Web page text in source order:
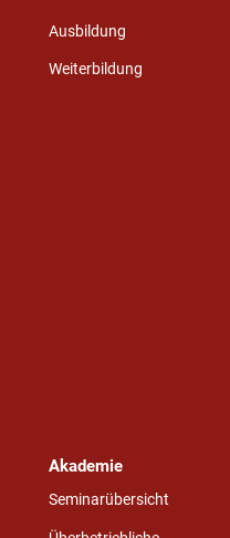
Ausbildung
Weiterbildung
Akademie
Seminarübersicht